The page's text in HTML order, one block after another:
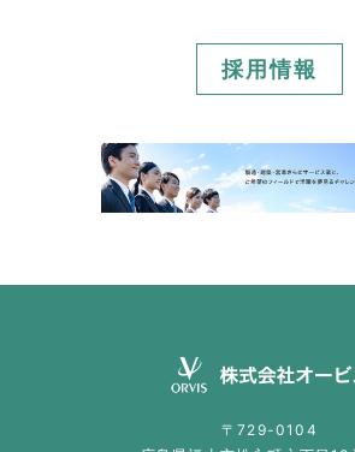
採用情報
〒729-0104